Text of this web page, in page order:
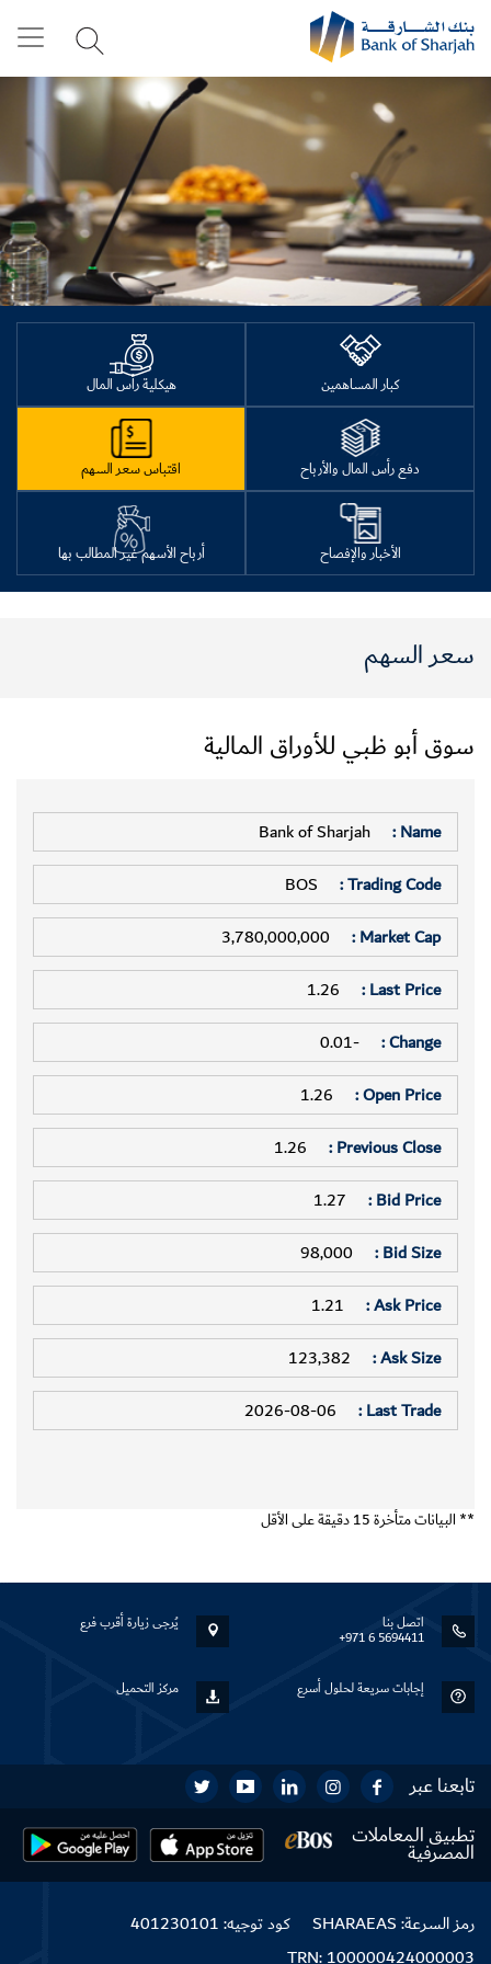
كبار المساهمين هيكلية رأس المال
دفع رأس المال والأرباح اقتباس سعر السهم
الأخبار والإفصاح أرباح الأسهم غير المطالب بها
سعر السهم
سوق أبو ظبي للأوراق المالية
Name :
Bank of Sharjah
Trading Code :
BOS
Market Cap :
3,780,000,000
Last Price :
1.26
Change :
-0.01
Open Price :
1.26
Previous Close :
1.26
Bid Price :
1.27
Bid Size :
98,000
Ask Price :
1.21
Ask Size :
123,382
Last Trade :
2026-08-06
** البيانات متأخرة 15 دقيقة على الأقل
اتصل بنا
+971 6 5694411
يُرجى زيارة أقرب فرع
إجابات سريعة لحلول أسرع مركز التحميل
تابعنا عبر
تطبيق المعاملات
المصرفية
رمز السرعة: SHARAEAS
كود توجيه: 401230101
TRN: 100000424000003